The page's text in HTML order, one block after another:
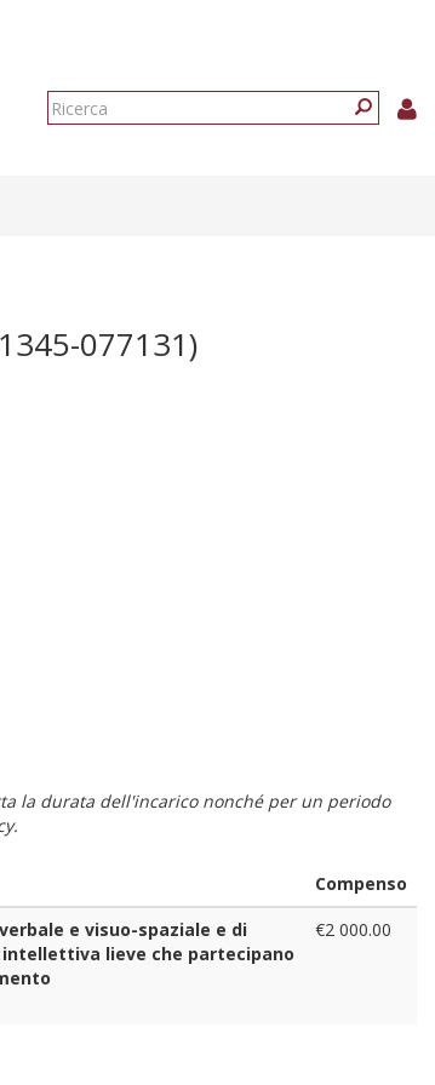
Form
077131)
la durata dell'incarico nonché per un periodo
Compenso
e visuo-spaziale e di
lieve che partecipano
€2 000.00